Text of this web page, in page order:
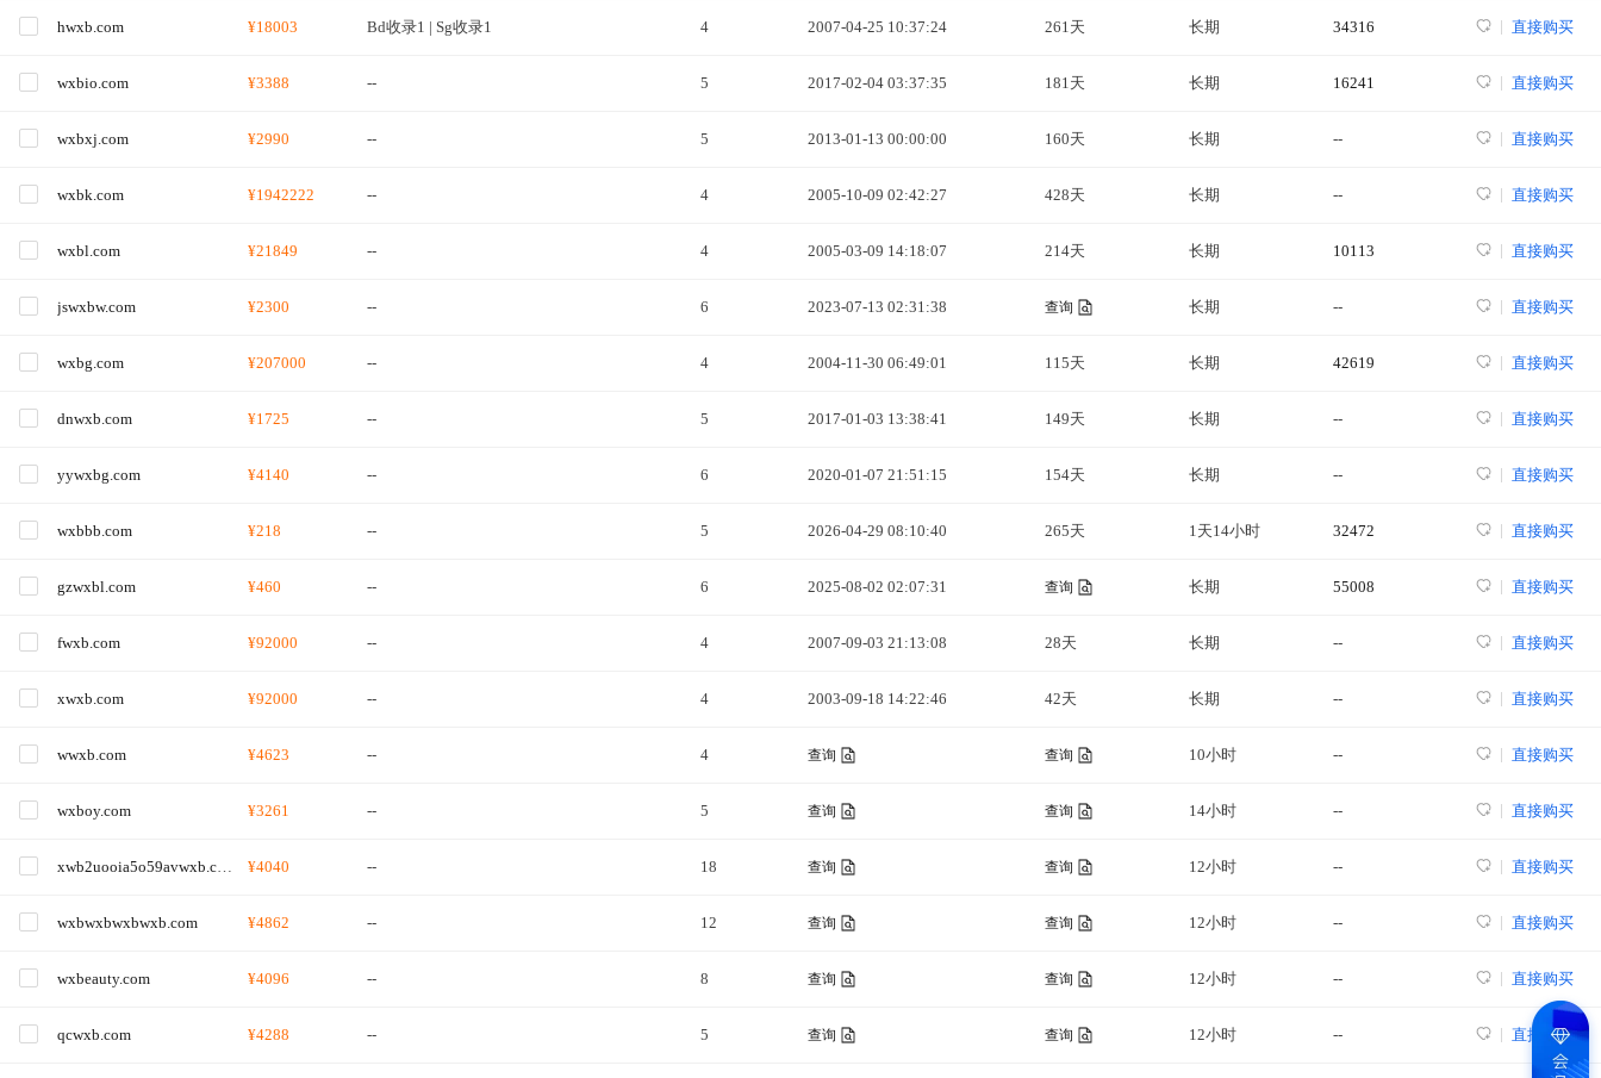
hwxb.com ¥18003 Bd收录1 | Sg收录1 4 2007-04-25 10:37:24 261天 长期 34316 直接购买
wxbio.com ¥3388 -- 5 2017-02-04 03:37:35 181天 长期 16241 直接购买
wxbxj.com ¥2990 -- 5 2013-01-13 00:00:00 160天 长期 -- 直接购买
wxbk.com ¥1942222 -- 4 2005-10-09 02:42:27 428天 长期 -- 直接购买
wxbl.com ¥21849 -- 4 2005-03-09 14:18:07 214天 长期 10113 直接购买
jswxbw.com ¥2300 -- 6 2023-07-13 02:31:38 查询 长期 -- 直接购买
wxbg.com ¥207000 -- 4 2004-11-30 06:49:01 115天 长期 42619 直接购买
dnwxb.com ¥1725 -- 5 2017-01-03 13:38:41 149天 长期 -- 直接购买
yywxbg.com ¥4140 -- 6 2020-01-07 21:51:15 154天 长期 -- 直接购买
wxbbb.com ¥218 -- 5 2026-04-29 08:10:40 265天 1天14小时 32472 直接购买
gzwxbl.com ¥460 -- 6 2025-08-02 02:07:31 查询 长期 55008 直接购买
fwxb.com ¥92000 -- 4 2007-09-03 21:13:08 28天 长期 -- 直接购买
xwxb.com ¥92000 -- 4 2003-09-18 14:22:46 42天 长期 -- 直接购买
wwxb.com ¥4623 -- 4 查询 查询 10小时 -- 直接购买
wxboy.com ¥3261 -- 5 查询 查询 14小时 -- 直接购买
¥4040 -- 18 查询 查询 12小时 -- 直接购买
wxbwxbwxbwxb.com ¥4862 -- 12 查询 查询 12小时 -- 直接购买
wxbeauty.com ¥4096 -- 8 查询 查询 12小时 -- 直接购买
qcwxb.com ¥4288 -- 5 查询 查询 12小时 -- 直接购买